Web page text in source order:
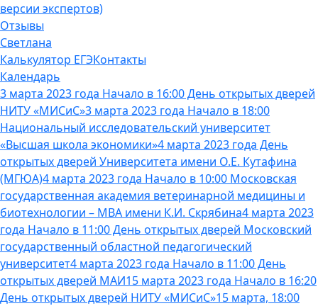
версии экспертов)
Отзывы
Светлана
Калькулятор ЕГЭКонтакты
Календарь
3 марта 2023 года Начало в 16:00 День открытых дверей
НИТУ «МИСиС»3 марта 2023 года Начало в 18:00
Национальный исследовательский университет
«Высшая школа экономики»4 марта 2023 года День
открытых дверей Университета имени О.Е. Кутафина
(МГЮА)4 марта 2023 года Начало в 10:00 Московская
государственная академия ветеринарной медицины и
биотехнологии – МВА имени К.И. Скрябина4 марта 2023
года Начало в 11:00 День открытых дверей Московский
государственный областной педагогический
университет4 марта 2023 года Начало в 11:00 День
открытых дверей МАИ15 марта 2023 года Начало в 16:20
День открытых дверей НИТУ «МИСиС»15 марта, 18:00